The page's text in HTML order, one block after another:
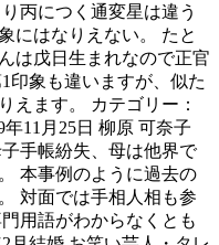
丙につく通変星は違う
にはなりえない。 たと
は戊日生まれなので正官
印象も違いますが、似た
えます。 カテゴリー：
年11月25日 柳原 可奈子
手帳紛失、母は他界で
本事例のように過去の
対面では手相人相も参
用語がわからなくとも